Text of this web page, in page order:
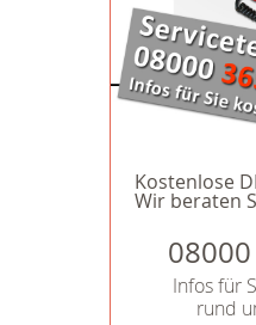
Kostenlose
Wir beraten
08000
Infos für
rund